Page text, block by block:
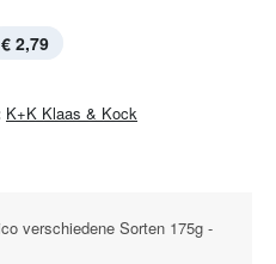
€ 2,79
K+K Klaas & Kock
verschiedene Sorten 175g -